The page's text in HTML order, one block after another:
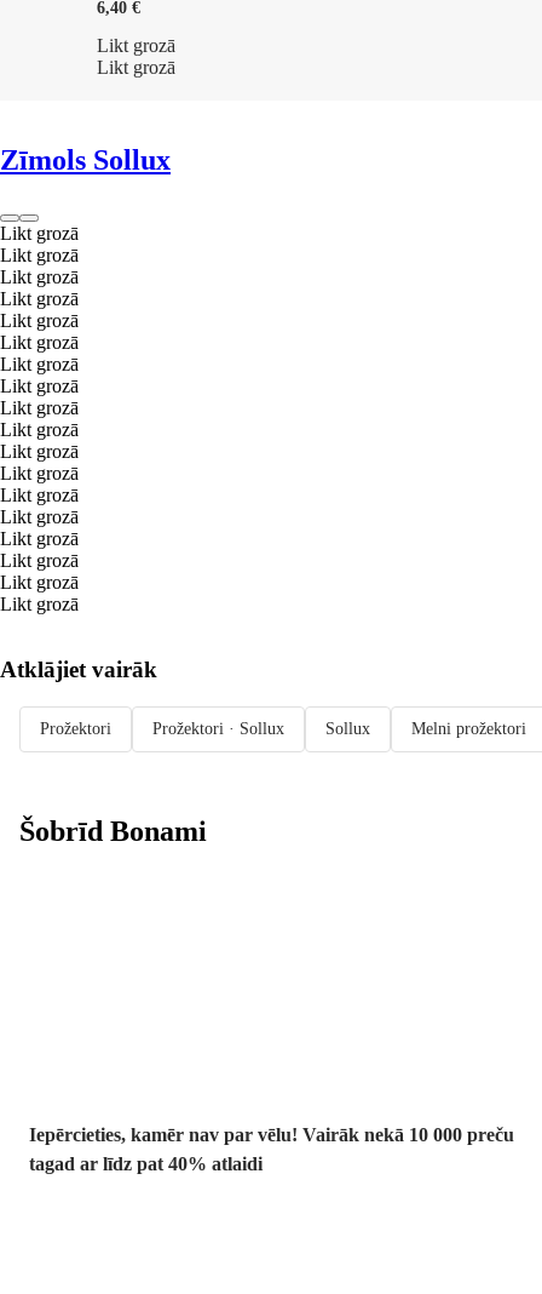
6,40 €
Likt grozā
Likt grozā
Zīmols Sollux
Likt grozā
Likt grozā
Likt grozā
Likt grozā
Likt grozā
Likt grozā
Likt grozā
Likt grozā
Likt grozā
Likt grozā
Likt grozā
Likt grozā
Likt grozā
Likt grozā
Likt grozā
Likt grozā
Likt grozā
Likt grozā
Atklājiet vairāk
Prožektori Prožektori · Sollux Sollux Melni prožektori
Šobrīd Bonami
Iepērcieties, kamēr nav par vēlu! Vairāk nekā 10 000 preču
tagad ar līdz pat 40% atlaidi